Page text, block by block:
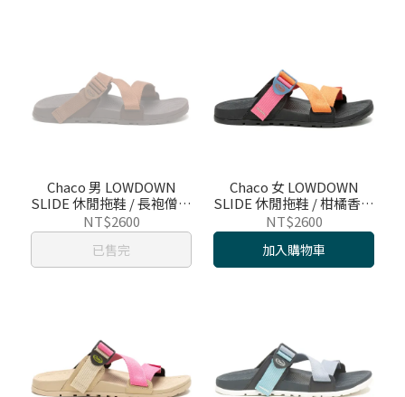
Chaco 男 LOWDOWN
SLIDE 休閒拖鞋 / 長袍僧人
/ CH-LSM01HI27
NT$2600
已售完
Chaco 女 LOWDOWN
SLIDE 休閒拖鞋 / 柑橘香氣
/ CH-LSW01HK32
NT$2600
加入購物車